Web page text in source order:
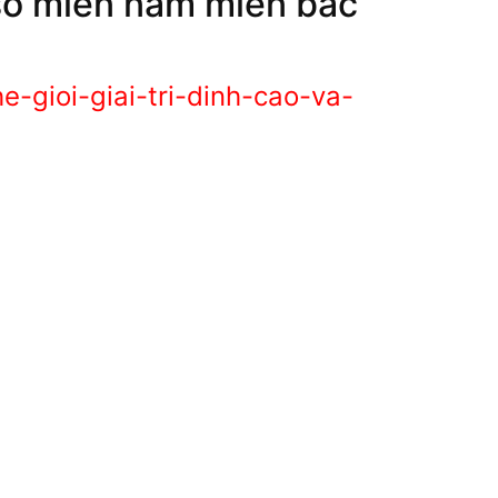
gioi-giai-tri-dinh-cao-va-